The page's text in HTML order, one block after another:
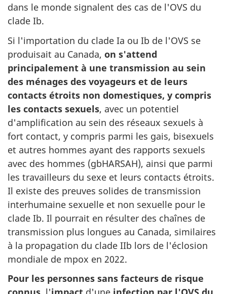
dans le monde signalent des cas de l'OVS du
clade Ib.
Si l'importation du clade Ia ou Ib de l'OVS se
produisait au Canada, on s'attend
principalement à une transmission au sein
des ménages des voyageurs et de leurs
contacts étroits non domestiques, y compris
les contacts sexuels, avec un potentiel
d'amplification au sein des réseaux sexuels à
fort contact, y compris parmi les gais, bisexuels
et autres hommes ayant des rapports sexuels
avec des hommes (gbHARSAH), ainsi que parmi
les travailleurs du sexe et leurs contacts étroits.
Il existe des preuves solides de transmission
interhumaine sexuelle et non sexuelle pour le
clade Ib. Il pourrait en résulter des chaînes de
transmission plus longues au Canada, similaires
à la propagation du clade IIb lors de l'éclosion
mondiale de mpox en 2022.
Pour les personnes sans facteurs de risque